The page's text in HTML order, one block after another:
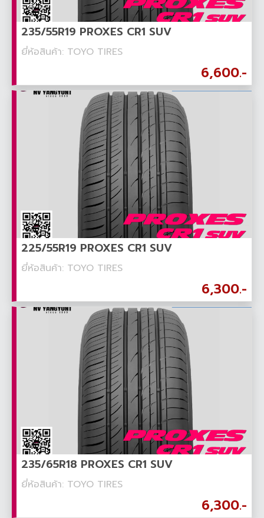
235/55R19 PROXES CR1 SUV
ยี่ห้อสินค้า: TOYO TIRES
6,600.-
225/55R19 PROXES CR1 SUV
ยี่ห้อสินค้า: TOYO TIRES
6,300.-
235/65R18 PROXES CR1 SUV
ยี่ห้อสินค้า: TOYO TIRES
6,300.-